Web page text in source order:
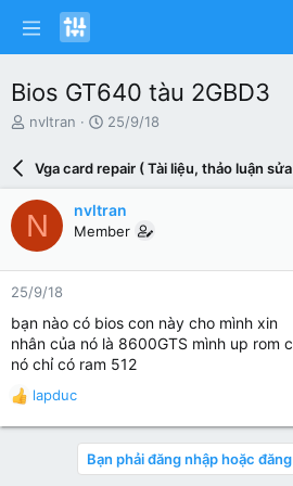
Bios GT640 tàu 2GBD3
N
ư
i
k
h
ở
i
t
o
nvltran
N
y
ử
i
25/9/18
Vga card repair ( Tài liệu, thảo luận
N nvltran
Member
25/9/18
bạn nào có bios con này cho mình xin
nhân của nó là 8600GTS mình up rom
nó chỉ có ram 512
R
e
lapduc
Bạn phải đăng nhập hoặc